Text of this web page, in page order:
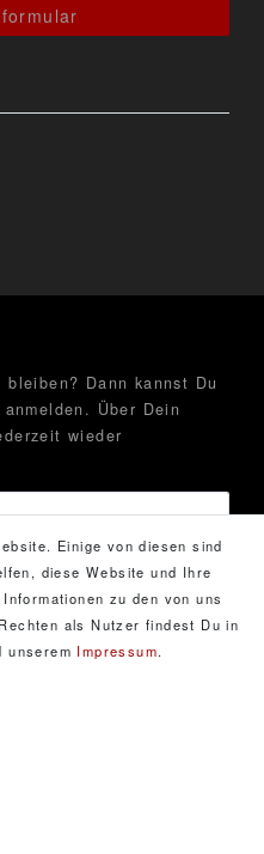
Dann kannst Du
Über Dein
wieder
die
Daten­schutz­erklärung
kann ich jederzeit
Gestaltung, Design
Einige von diesen sind
diese Website und Ihre
zu den von uns
als Nutzer findest Du in
unserem Impressum.